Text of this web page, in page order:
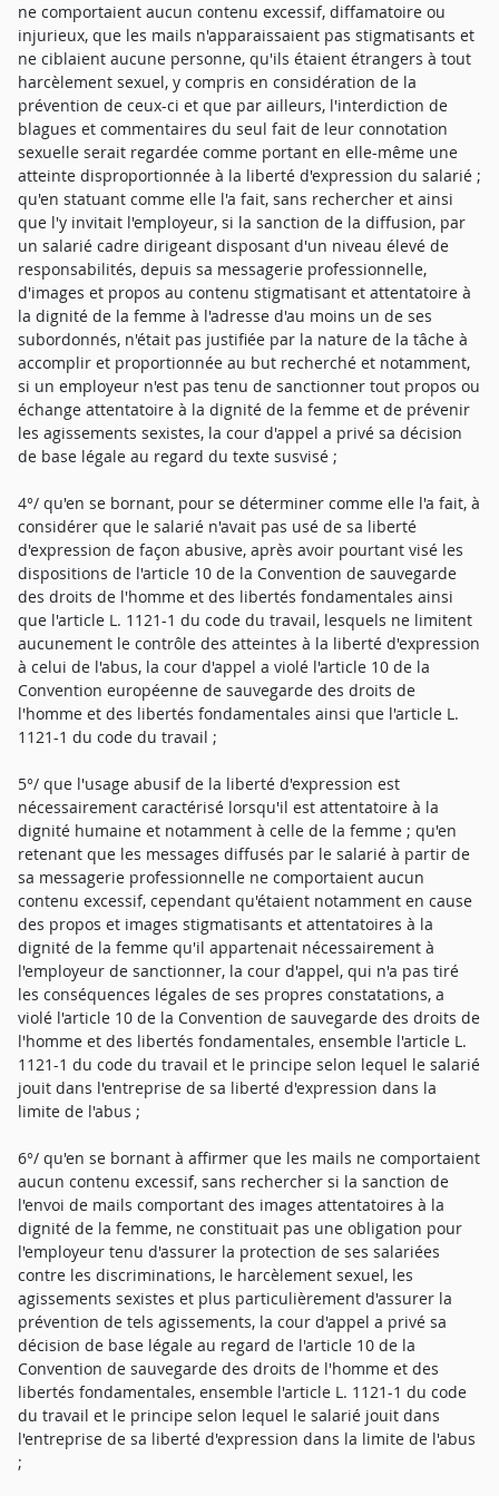
ne comportaient aucun contenu excessif, diffamatoire ou
injurieux, que les mails n'apparaissaient pas stigmatisants et
ne ciblaient aucune personne, qu'ils étaient étrangers à tout
harcèlement sexuel, y compris en considération de la
prévention de ceux-ci et que par ailleurs, l'interdiction de
blagues et commentaires du seul fait de leur connotation
sexuelle serait regardée comme portant en elle-même une
atteinte disproportionnée à la liberté d'expression du salarié ;
qu'en statuant comme elle l'a fait, sans rechercher et ainsi
que l'y invitait l'employeur, si la sanction de la diffusion, par
un salarié cadre dirigeant disposant d'un niveau élevé de
responsabilités, depuis sa messagerie professionnelle,
d'images et propos au contenu stigmatisant et attentatoire à
la dignité de la femme à l'adresse d'au moins un de ses
subordonnés, n'était pas justifiée par la nature de la tâche à
accomplir et proportionnée au but recherché et notamment,
si un employeur n'est pas tenu de sanctionner tout propos ou
échange attentatoire à la dignité de la femme et de prévenir
les agissements sexistes, la cour d'appel a privé sa décision
de base légale au regard du texte susvisé ;
4°/ qu'en se bornant, pour se déterminer comme elle l'a fait, à
considérer que le salarié n'avait pas usé de sa liberté
d'expression de façon abusive, après avoir pourtant visé les
dispositions de l'article 10 de la Convention de sauvegarde
des droits de l'homme et des libertés fondamentales ainsi
que l'article L. 1121-1 du code du travail, lesquels ne limitent
aucunement le contrôle des atteintes à la liberté d'expression
à celui de l'abus, la cour d'appel a violé l'article 10 de la
Convention européenne de sauvegarde des droits de
l'homme et des libertés fondamentales ainsi que l'article L.
1121-1 du code du travail ;
5°/ que l'usage abusif de la liberté d'expression est
nécessairement caractérisé lorsqu'il est attentatoire à la
dignité humaine et notamment à celle de la femme ; qu'en
retenant que les messages diffusés par le salarié à partir de
sa messagerie professionnelle ne comportaient aucun
contenu excessif, cependant qu'étaient notamment en cause
des propos et images stigmatisants et attentatoires à la
dignité de la femme qu'il appartenait nécessairement à
l'employeur de sanctionner, la cour d'appel, qui n'a pas tiré
les conséquences légales de ses propres constatations, a
violé l'article 10 de la Convention de sauvegarde des droits de
l'homme et des libertés fondamentales, ensemble l'article L.
1121-1 du code du travail et le principe selon lequel le salarié
jouit dans l'entreprise de sa liberté d'expression dans la
limite de l'abus ;
6°/ qu'en se bornant à affirmer que les mails ne comportaient
aucun contenu excessif, sans rechercher si la sanction de
l'envoi de mails comportant des images attentatoires à la
dignité de la femme, ne constituait pas une obligation pour
l'employeur tenu d'assurer la protection de ses salariées
contre les discriminations, le harcèlement sexuel, les
agissements sexistes et plus particulièrement d'assurer la
prévention de tels agissements, la cour d'appel a privé sa
décision de base légale au regard de l'article 10 de la
Convention de sauvegarde des droits de l'homme et des
libertés fondamentales, ensemble l'article L. 1121-1 du code
du travail et le principe selon lequel le salarié jouit dans
l'entreprise de sa liberté d'expression dans la limite de l'abus
;